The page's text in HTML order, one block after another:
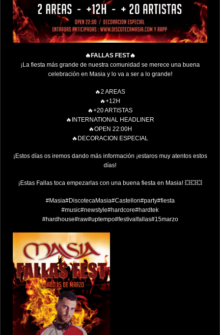
🔥FALLAS FEST🔥
¡La fiesta más grande de nuestra comunidad se merece una buena
celebración en Masia y lo va a ser a lo grande!
🔥2 AREAS
🔥+12H
🔥+20 ARTISTAS
🔥INTERNATIONAL HEADLINER
🔥OPEN 22:00H
🔥DECORACION ESPECIAL
¡Estos días os iremos dando más información ¡estaros muy atentos estos
días!
¡Estas Fallas toca empezarlas con una buena fiesta en Masia! 💥💥💥
#Masia#DiscotecaMasia#Castellon#party#fiesta
#music#newstyle#hardcore#hardtek
#hardhouse#raw#uptempo#festivalfallas#15marzo